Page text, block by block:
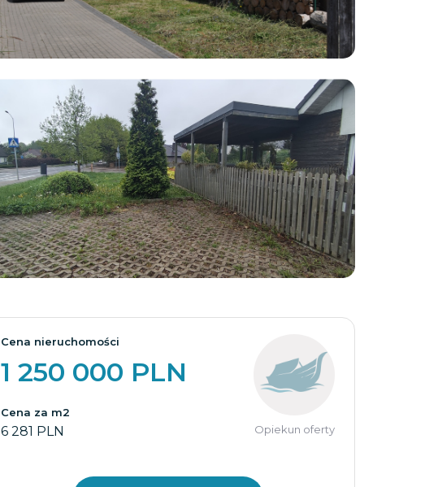
Zobacz wszystkie
Cena nieruchomości
1 250 000 PLN
Cena za m2
6 281 PLN Opiekun oferty